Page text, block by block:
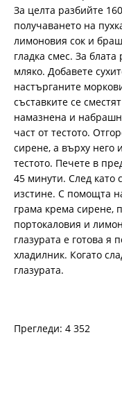
За целта разбийте
получаването на
лимоновия сок и
гладка смес. За
мляко. Добавете
настърганите
съставките се
намазнена и
част от тестото.
сирене, а върху него
тестото. Печете в
45 минути. След като
изстине. С помощта
грама крема сирене,
портокаловия и
глазурата е готова я
хладилник. Когато
глазурата.
Прегледи: 4 352